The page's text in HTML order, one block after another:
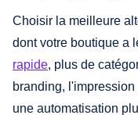
Choisir la meilleure
dont votre boutique a
rapide, plus de
branding,
une automatisation